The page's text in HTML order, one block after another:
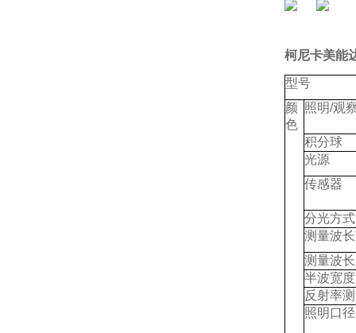
柯尼卡美能
型号
颜
色
照明/观
积分球
光源
传感器
分光方式
测量波
测量波
半波宽度
反射率
照明口径